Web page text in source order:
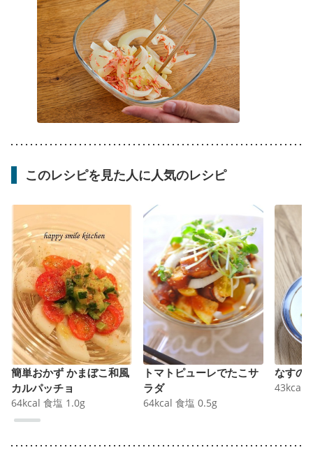
このレシピを見た人に人気のレシピ
簡単おかず かまぼこ和風
カルパッチョ
64kcal 食塩 1.0g
トマトピューレでたこサ
ラダ
64kcal 食塩 0.5g
なすの
43kcal